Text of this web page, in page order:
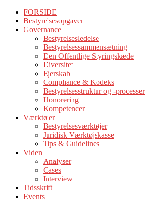
FORSIDE
Bestyrelsesopgaver
Governance
Bestyrelsesledelse
Bestyrelsessammensætning
Den Offentlige Styringskæde
Diversitet
Ejerskab
Compliance & Kodeks
Bestyrelsesstruktur og -processer
Honorering
Kompetencer
Værktøjer
Bestyrelsesværktøjer
Juridisk Værktøjskasse
Tips & Guidelines
Viden
Analyser
Cases
Interview
Tidsskrift
Events